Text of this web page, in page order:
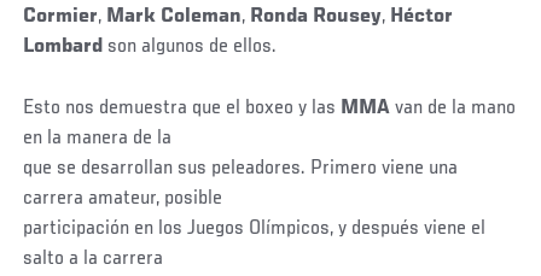
Cormier, Mark Coleman, Ronda Rousey, Héctor
Lombard son algunos de ellos.
Esto nos demuestra que el boxeo y las MMA van de la mano
en la manera de la
que se desarrollan sus peleadores. Primero viene una
carrera amateur, posible
participación en los Juegos Olímpicos, y después viene el
salto a la carrera